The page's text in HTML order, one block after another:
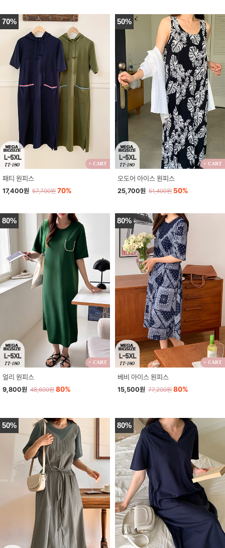
70%
+ CART
패티 원피스
17,400원 57,700원 70%
50%
+ CART
오도어 아이스 원피스
25,700원 51,400원 50%
80%
+ CART
얼리 원피스
9,800원 48,600원 80%
80%
+ CART
베비 아이스 원피스
15,500원 77,200원 80%
50% 80%